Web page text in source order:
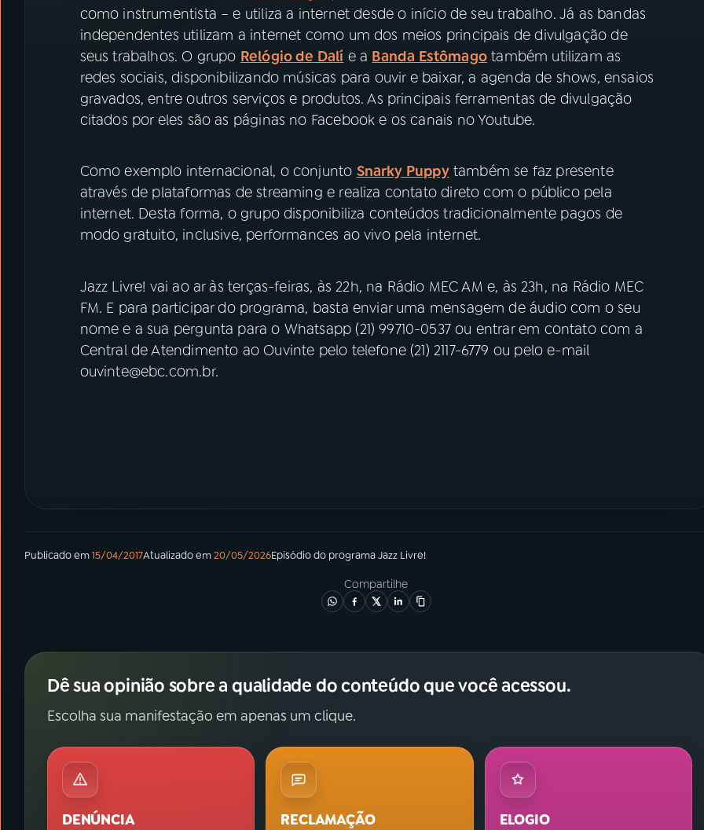
como instrumentista – e utiliza a internet desde o início de seu trabalho. Já as bandas
independentes utilizam a internet como um dos meios principais de divulgação de
seus trabalhos. O grupo Relógio de Dalí e a Banda Estômagotambém utilizam as
redes sociais, disponibilizando músicas para ouvir e baixar, a agenda de shows, ensaios
gravados, entre outros serviços e produtos. As principais ferramentas de divulgação
citados por eles são as páginas no Facebook e os canais no Youtube.
Como exemplo internacional, o conjunto Snarky Puppytambém se faz presente
através de plataformas de streaming e realiza contato direto com o público pela
internet. Desta forma, o grupo disponibiliza conteúdos tradicionalmente pagos de
modo gratuito, inclusive, performances ao vivo pela internet.
Jazz Livre! vai ao ar às terças-feiras, às 22h, na Rádio MEC AM e, às 23h, na Rádio MEC
FM. E para participar do programa, basta enviar uma mensagem de áudio com o seu
nome e a sua pergunta para o Whatsapp (21) 99710-0537 ou entrar em contato com a
Central de Atendimento ao Ouvinte pelo telefone (21) 2117-6779 ou pelo e-mail
ouvinte@ebc.com.br.
Publicado em15/04/2017Atualizado em20/05/2026Episódiodo programaJazz Livre!
Compartilhe
Dê sua opinião sobre a qualidade do conteúdo que você acessou.
Escolha sua manifestação em apenas um clique.
DENÚNCIA RECLAMAÇÃO ELOGIO